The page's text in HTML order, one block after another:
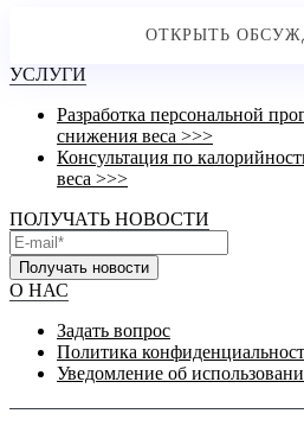
УСЛУГИ
Разработка персональной
снижения веса >>>
Консультация по
веса >>>
ПОЛУЧАТЬ НОВОСТИ
Получать новости
О НАС
Задать вопрос
Политика
Уведомление об